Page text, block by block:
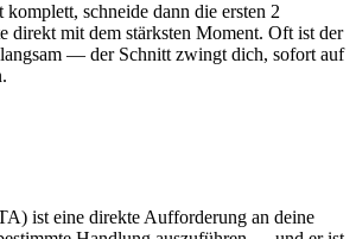
schneide dann die ersten 2
direkt mit dem stärksten Moment. Oft ist der
— der Schnitt zwingt dich, sofort auf
ist eine direkte Aufforderung an deine